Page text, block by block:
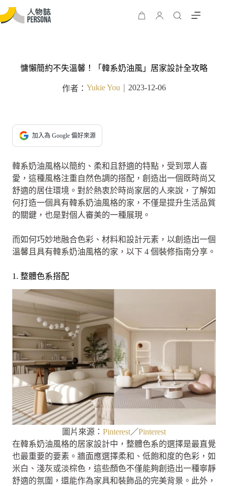
慵懶簡約不失溫馨！「韓系奶油風」居家設計全攻略
作者： Yukie You 2023-12-06
加入為 Google 偏好來源
韓系奶油風格以簡約、柔和且舒適的特點，受到眾人喜
愛，這種風格注重自然色調的搭配，創造出一個既時尚又
舒適的居住環境。對於熱衷於時尚家居的人來說，了解如
何打造一個具有韓系奶油風格的家，不僅是提升生活品質
的關鍵，也是對個人審美的一種展現。
而如何巧妙地融合色彩、材料和設計元素，以創造出一個
溫馨且具有韓系奶油風格的家，以下 4 個裝修指南分享。
1. 整體色系搭配
圖片來源： Pinterest／Pinterest
在韓系奶油風格的居家設計中，整體色系的選擇是最直覺
也最重要的要素。牆面應選擇柔和、低飽和度的色彩，如
米白、淺灰或淡棕色，這些顏色不僅能夠創造出一種寧靜
舒適的氛圍，還能作為家具和裝飾品的完美背景。此外，